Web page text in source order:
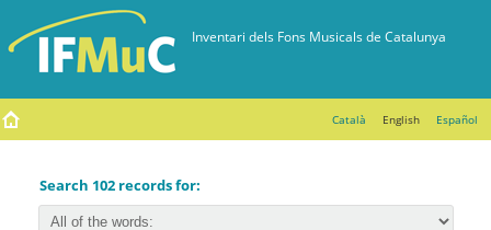
Català English Español
Search 102 records for: